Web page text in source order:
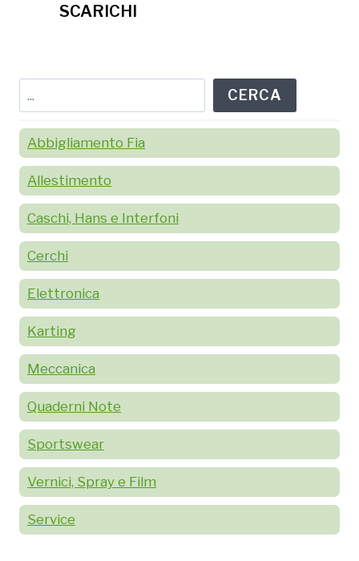
SCARICHI
CERCA
Abbigliamento Fia
Allestimento
Caschi, Hans e Interfoni
Cerchi
Elettronica
Karting
Meccanica
Quaderni Note
Sportswear
Vernici, Spray e Film
Service